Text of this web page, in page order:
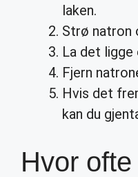
laken.
Strø natron
La det ligge
Fjern
Hvis det
kan du
Hvor